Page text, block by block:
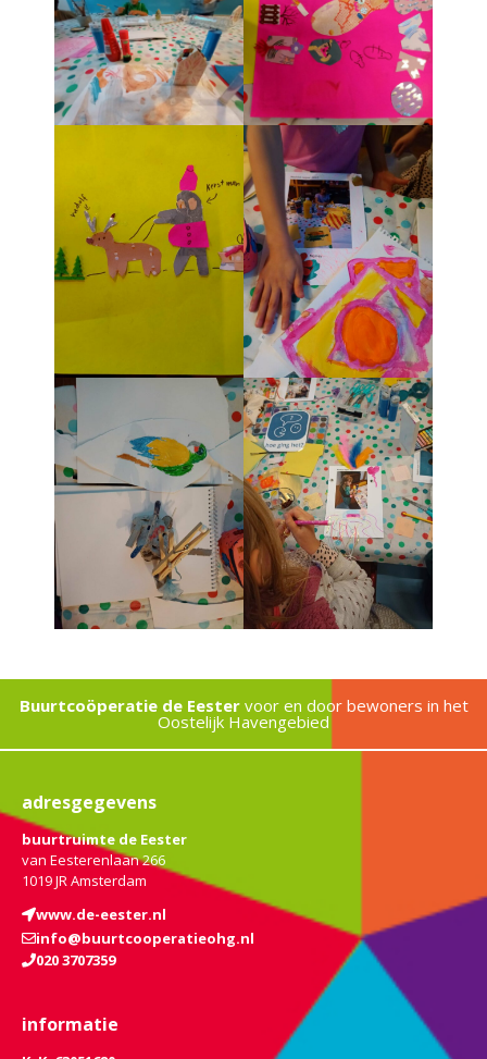
Buurtcoöperatie de Eestervoor en door bewoners in het
Oostelijk Havengebied
adresgegevens
buurtruimte de Eester
van Eesterenlaan 266
1019 JR Amsterdam
www.de-eester.nl
info@buurtcooperatieohg.nl
020 3707359
informatie